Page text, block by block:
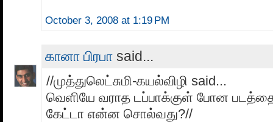
October 3, 2008 at 1:19 PM
கானா பிரபா said...
//முத்துலெட்சுமி-கயல்விழி said...
வெளியே வராத டப்பாக்குள் போன
கேட்டா என்ன சொல்வது?//